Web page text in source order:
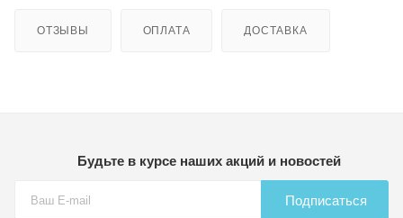
ОТЗЫВЫ ОПЛАТА ДОСТАВКА
Будьте в курсе наших акций и новостей
Подписаться